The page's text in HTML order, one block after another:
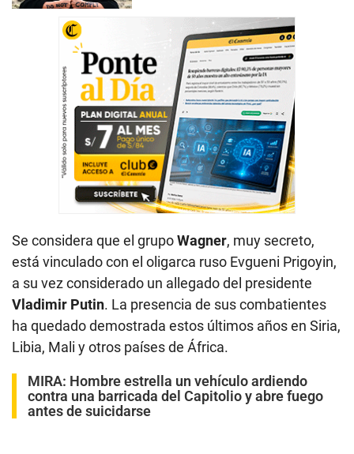
Se considera que el grupoWagner, muy secreto,
está vinculado con el oligarca ruso Evgueni Prigoyin,
a su vez considerado un allegado del presidente
Vladimir Putin. La presencia de sus combatientes
ha quedado demostrada estos últimos años en Siria,
Libia, Mali y otros países de África.
MIRA: Hombre estrella un vehículo ardiendo
contra una barricada del Capitolio y abre fuego
antes de suicidarse